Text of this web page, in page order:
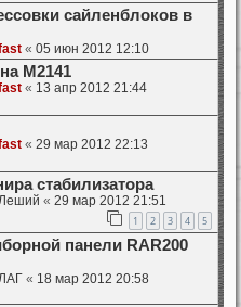
сайленблоков в
« 05 июн 2012 12:10
М2141
« 13 апр 2012 21:44
« 29 мар 2012 22:13
стабилизатора
« 29 мар 2012 21:51
1 2 3 4 5
панели RAR200
« 18 мар 2012 20:58